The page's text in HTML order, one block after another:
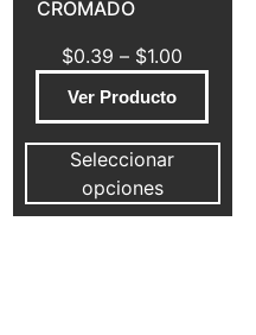
CROMADO
$0.39 – $1.00
Ver Producto
Seleccionar
opciones